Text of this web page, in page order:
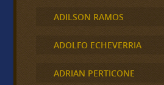
ADILSON RAMOS
ADOLFO ECHEVERRIA
ADRIAN PERTICONE